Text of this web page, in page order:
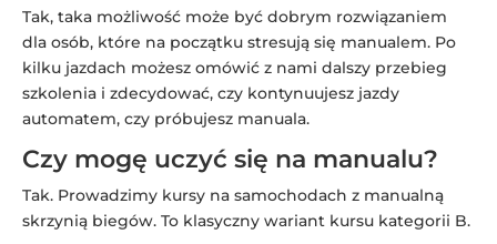
Tak, taka możliwość może być dobrym rozwiązaniem
dla osób, które na początku stresują się manualem. Po
kilku jazdach możesz omówić z nami dalszy przebieg
szkolenia i zdecydować, czy kontynuujesz jazdy
automatem, czy próbujesz manuala.
Czy mogę uczyć się na manualu?
Tak. Prowadzimy kursy na samochodach z manualną
skrzynią biegów. To klasyczny wariant kursu kategorii B.